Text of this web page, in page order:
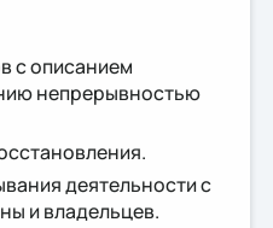
с описанием
непрерывностью
деятельности с
и владельцев.